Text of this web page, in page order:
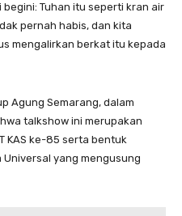
Tuhan itu seperti kran air
pernah habis, dan kita
mengalirkan berkat itu kepada
Agung Semarang, dalam
talkshow ini merupakan
KAS ke-85 serta bentuk
Universal yang mengusung